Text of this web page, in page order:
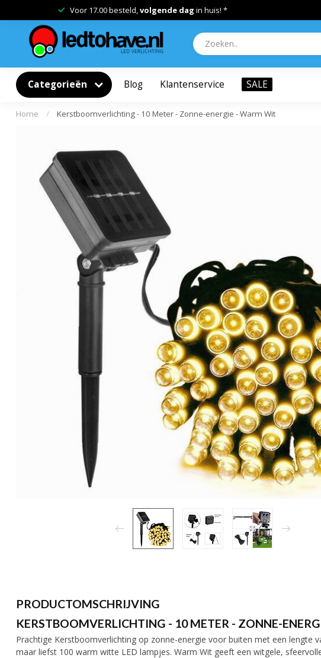
Voor 17.00 besteld,volgende dag in huis! *
Categorieën Blog Klantenservice SALE
Home / Kerstboomverlichting - 10 Meter - Zonne-energie - Warm Wit
PRODUCTOMSCHRIJVING
KERSTBOOMVERLICHTING - 10 METER - ZONNE-
Prachtige Kerstboomverlichting op zonne-energie voor buiten met een lengte
maar liefst 100 warm witte LED lampjes. Warm Wit geeft een witgele,